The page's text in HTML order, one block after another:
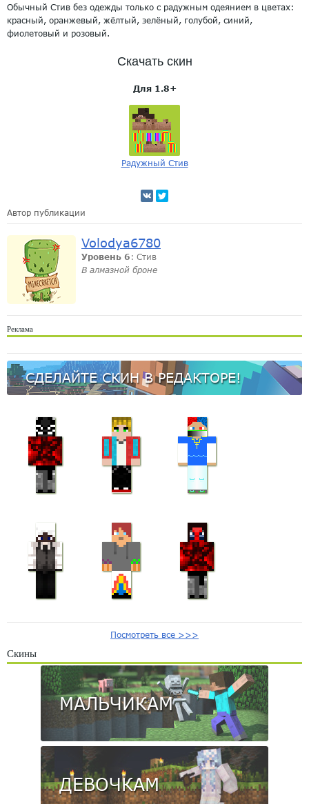
Обычный Стив без одежды только с радужным одеянием в цветах:
красный, оранжевый, жёлтый, зелёный, голубой, синий,
фиолетовый и розовый.
Скачать скин
Для 1.8+
Радужный Стив
Автор публикации
Volodya6780
Уровень 6 : Стив
В алмазной броне
Реклама
СДЕЛАЙТЕ СКИН В РЕДАКТОРЕ!
Посмотреть все >>>
Скины
МАЛЬЧИКАМ
ДЕВОЧКАМ